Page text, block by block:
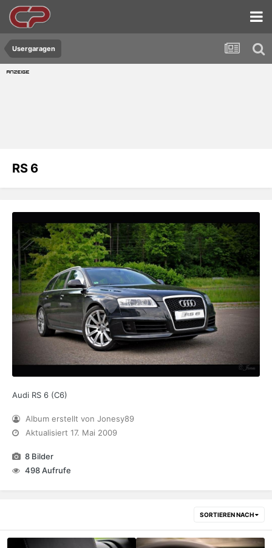
Usergaragen
RS 6
Audi RS 6 (C6)
Album erstellt von Jonesy89
Aktualisiert17. Mai 2009
8 Bilder
498 Aufrufe
SORTIEREN NACH